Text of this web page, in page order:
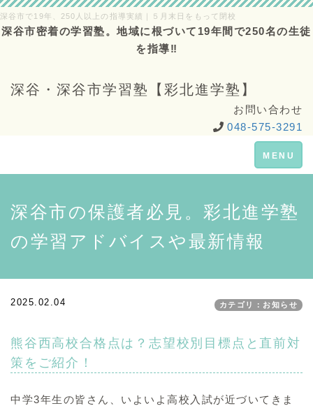
深谷市で19年、250人以上の指導実績｜５月末日をもって閉校
深谷市密着の学習塾。地域に根づいて19年間で250名の生徒
を指導‼
深谷・深谷市学習塾【彩北進学塾】
お問い合わせ
048-575-3291
Toggle
navigation
MENU
深谷市の保護者必見。彩北進学塾
の学習アドバイスや最新情報
2025.02.04 カテゴリ：お知らせ
熊谷西高校合格点は？志望校別目標点と直前対
策をご紹介！
中学3年生の皆さん、いよいよ高校入試が近づいてきま